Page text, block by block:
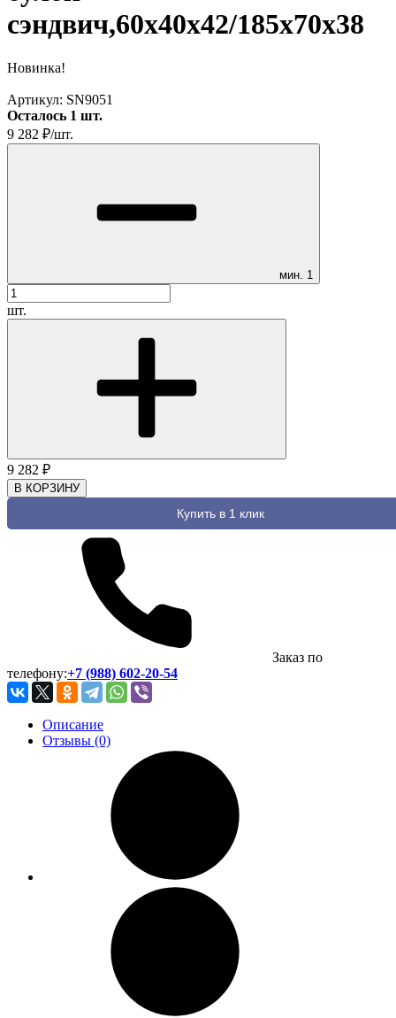
сэндвич,60х40х42/185х70х38
Новинка!
Артикул: SN9051
Осталось 1 шт.
9 282 ₽/шт.
мин. 1
шт.
9 282 ₽
В КОРЗИНУ
Купить в 1 клик
Заказ по
телефону:+7 (988) 602-20-54
Описание
Отзывы (0)